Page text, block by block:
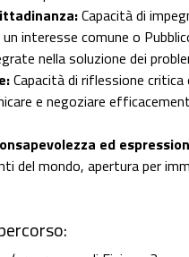
Capacità di
interesse comune o
nella soluzione dei
Capacità di riflessione critica
e negoziare
ed
del mondo, apertura per